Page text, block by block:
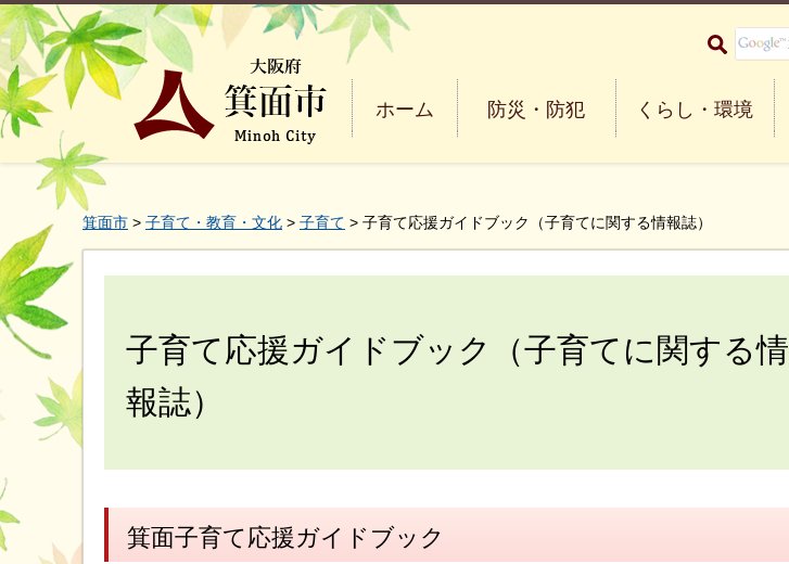
大阪府箕面市 Minoh City
ホーム 防災・防犯 くらし・環境
箕面市 > 子育て・教育・文化 > 子育て > 子育て応援ガイドブック（子育てに関する情報誌）
子育て応援ガイドブック（子育てに関する情
報誌）
箕面子育て応援ガイドブック